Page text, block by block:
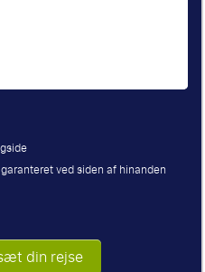
ved siden af hinanden
din rejse